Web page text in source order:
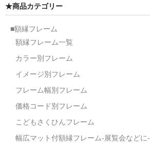
★商品カテゴリー
■額縁フレーム
額縁フレーム一覧
カラー別フレーム
イメージ別フレーム
フレーム幅別フレーム
価格コード別フレーム
こどもさくひんフレーム
幅広マット付額縁フレーム-展覧会などに-